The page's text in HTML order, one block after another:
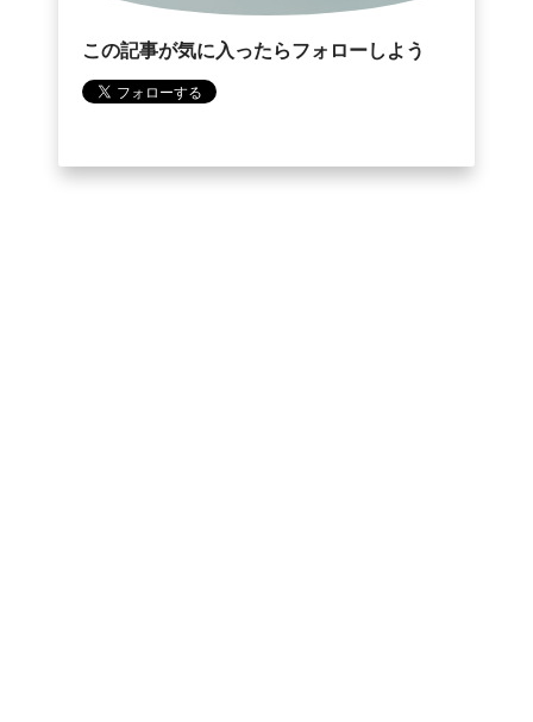
この記事が気に入ったらフォローしよう